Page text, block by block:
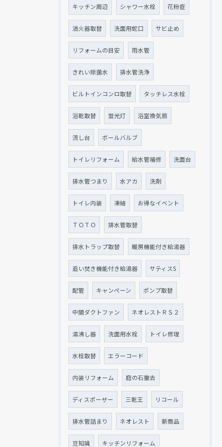
キッチン周辺 シャワー水栓 花粉症
消火器取替 洗面用蛇口 サビ止め
リフォームの目安 雨水管
きれい除菌水 排水管洗浄
ビルトインコンロ取替 タッチレス水栓
浴乾取替 蛍光灯 浴室換気扇
流し台 ボールバルブ
トイレリフォーム 給水管補修 洗面台
排水管つまり 水アカ 洗剤
トイレ内装 凍結 お得なイベント
ＴＯＴＯ 排水管取替
排水トラップ取替 暖房機能付き給湯器
追い焚き機能付き給湯器 サティスS
配管 キャンペーン ポンプ取替
中間ダクトファン ネオレストＲＳ２
湯沸し器 洗面用水栓 トイレ修理
水栓取替 エラーコード
内装リフォーム 庭の石撤去
ディスポーザー 三乾王 リコール
排水管詰まり ネオレスト 新商品
豆知識 キッチンリフォーム